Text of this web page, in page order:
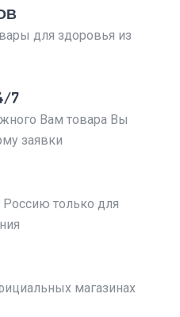
для здоровья из
7
Вам товара Вы
заявки
только для
магазинах